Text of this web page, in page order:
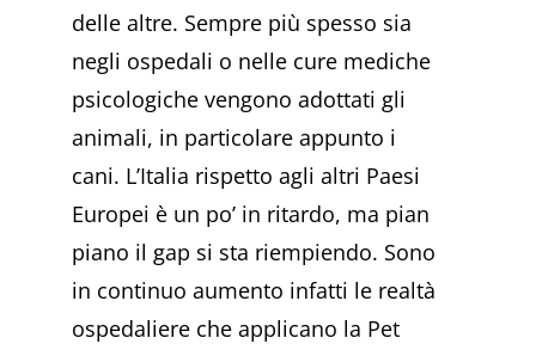
delle altre. Sempre più spesso sia
negli ospedali o nelle cure mediche
psicologiche vengono adottati gli
animali, in particolare appunto i
cani. L’Italia rispetto agli altri Paesi
Europei è un po’ in ritardo, ma pian
piano il gap si sta riempiendo. Sono
in continuo aumento infatti le realtà
ospedaliere che applicano la Pet